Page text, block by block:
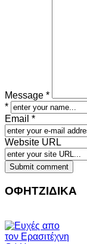
Message *
*
Email *
Website URL
ΟΦΗΤΖΙΔΙΚΑ